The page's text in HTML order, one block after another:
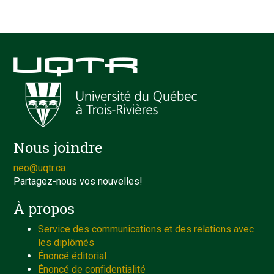
Nous joindre
neo@uqtr.ca
Partagez-nous vos nouvelles!
À propos
Service des communications et des relations avec
les diplômés
Énoncé éditorial
Énoncé de confidentialité